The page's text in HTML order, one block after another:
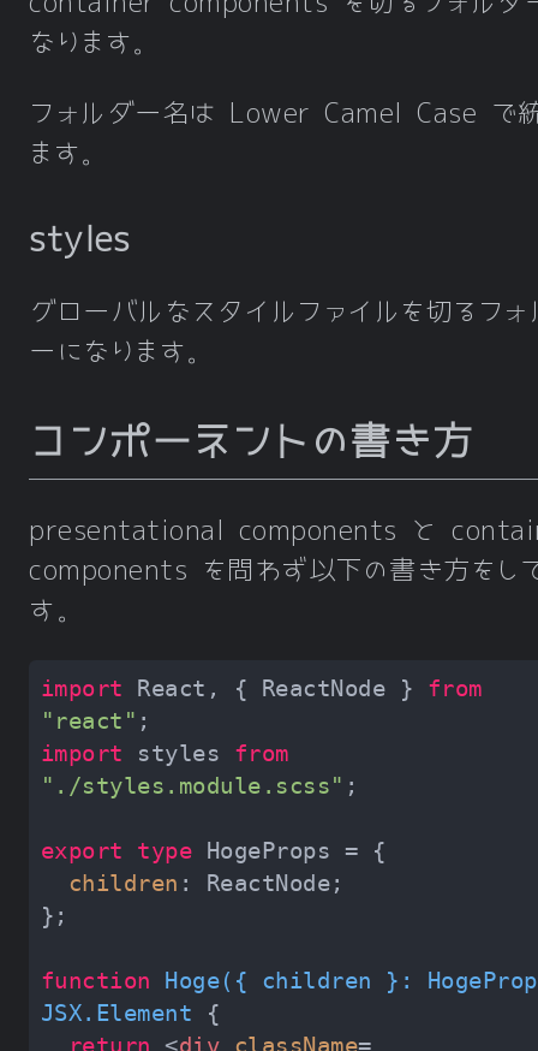
なります。
フォルダー名は Lower Camel Case で
ます。
styles
グローバルなスタイルファイルを切るフォ
ーになります。
コンポーネントの書き方
presentational components と
components を問わず以下の書き方をし
す。
import React, { ReactNode } from
"react"
import styles from
"./styles.module.scss"
export type
children
function Hoge( { children }:
JSX. Element
return <div className=